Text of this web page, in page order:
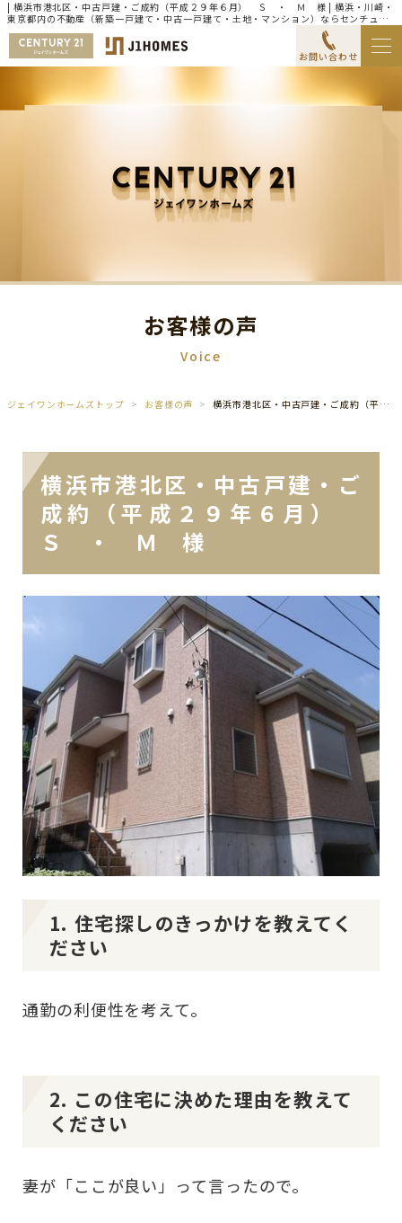
| 横浜市港北区・中古戸建・ご成約（平成２９年６月） Ｓ ・ Ｍ 様 | 横浜・川崎・
東京都内の不動産（新築一戸建て・中古一戸建て・土地・マンション）ならセンチュリ
ー21ジェイワンホームズ
お問い合わせ
お客様の声
Voice
ジェイワンホームズトップ お客様の声 横浜市港北区・中古戸建・ご成約（平成２９年６月） Ｓ ・ Ｍ 様
横浜市港北区・中古戸建・ご
成約（平成２９年６月）
Ｓ ・ Ｍ 様
1. 住宅探しのきっかけを教えてく
ださい
通勤の利便性を考えて。
2. この住宅に決めた理由を教えて
ください
妻が「ここが良い」って言ったので。